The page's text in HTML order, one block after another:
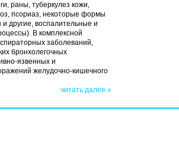
раны, туберкулез кожи,
псориаз, некоторые формы
другие, воспалительные и
В комплексной
заболеваний,
бронхолегочных
язвенных и
желудочно-кишечного
читать далее »